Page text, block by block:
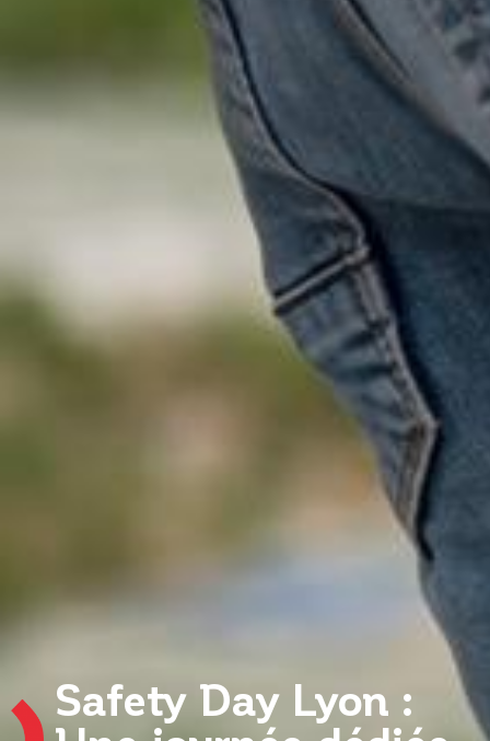
Safety Day Lyon :